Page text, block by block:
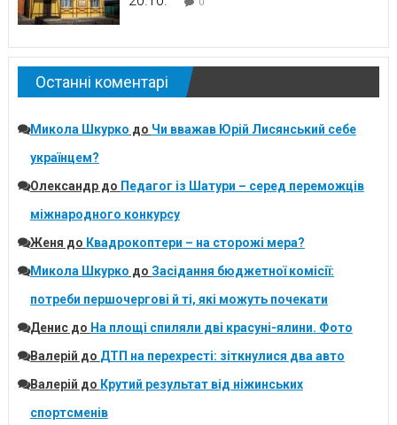
Останні коментарі
Микола Шкурко до Чи вважав Юрій Лисянський себе
українцем?
Олександрдо Педагог із Шатури – серед переможців
міжнародного конкурсу
Женя до Квадрокоптери – на сторожі мера?
Микола Шкурко до Засідання бюджетної комісії:
потреби першочергові й ті, які можуть почекати
Денисдо На площі спиляли дві красуні-ялини. Фото
Валерій до ДТП на перехресті: зіткнулися два авто
Валерій до Крутий результат від ніжинських
спортсменів